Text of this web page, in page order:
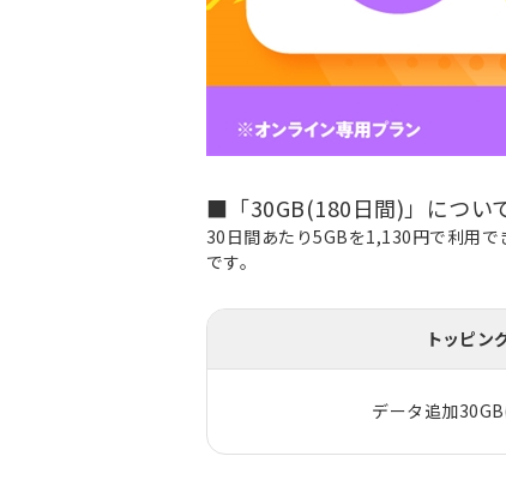
■「30GB(180日間)」につい
30日間あたり5GBを1,130円で利用
です。
トッピン
データ追加